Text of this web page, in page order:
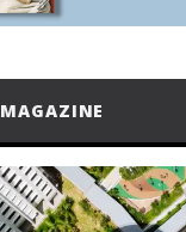
MAGAZINE